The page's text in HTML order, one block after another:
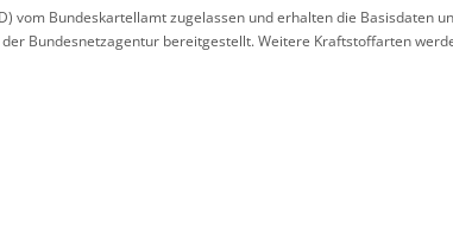
vom Bundeskartellamt zugelassen und erhalten die Basisdaten
Bundesnetzagentur bereitgestellt. Weitere Kraftstoffarten